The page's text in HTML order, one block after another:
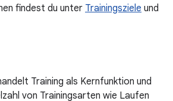
findest du unter Trainingsziele und
Training als Kernfunktion und
von Trainingsarten wie Laufen